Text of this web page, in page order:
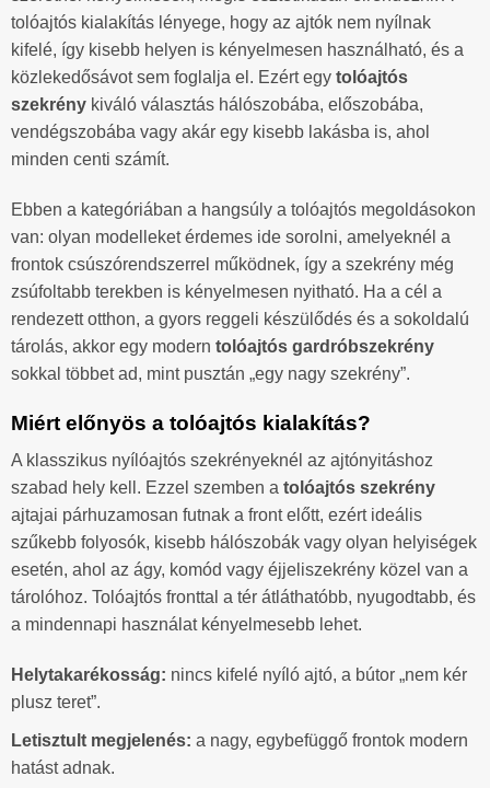
tolóajtós kialakítás lényege, hogy az ajtók nem nyílnak
kifelé, így kisebb helyen is kényelmesen használható, és a
közlekedősávot sem foglalja el. Ezért egy tolóajtós
szekrény kiváló választás hálószobába, előszobába,
vendégszobába vagy akár egy kisebb lakásba is, ahol
minden centi számít.
Ebben a kategóriában a hangsúly a tolóajtós megoldásokon
van: olyan modelleket érdemes ide sorolni, amelyeknél a
frontok csúszórendszerrel működnek, így a szekrény még
zsúfoltabb terekben is kényelmesen nyitható. Ha a cél a
rendezett otthon, a gyors reggeli készülődés és a sokoldalú
tárolás, akkor egy modern tolóajtós gardróbszekrény
sokkal többet ad, mint pusztán „egy nagy szekrény”.
Miért előnyös a tolóajtós kialakítás?
A klasszikus nyílóajtós szekrényeknél az ajtónyitáshoz
szabad hely kell. Ezzel szemben a tolóajtós szekrény
ajtajai párhuzamosan futnak a front előtt, ezért ideális
szűkebb folyosók, kisebb hálószobák vagy olyan helyiségek
esetén, ahol az ágy, komód vagy éjjeliszekrény közel van a
tárolóhoz. Tolóajtós fronttal a tér átláthatóbb, nyugodtabb, és
a mindennapi használat kényelmesebb lehet.
Helytakarékosság: nincs kifelé nyíló ajtó, a bútor „nem kér
plusz teret”.
Letisztult megjelenés: a nagy, egybefüggő frontok modern
hatást adnak.